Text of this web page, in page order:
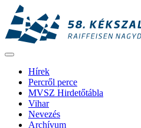
Hírek
Percről perce
MVSZ Hirdetőtábla
Vihar
Nevezés
Archívum